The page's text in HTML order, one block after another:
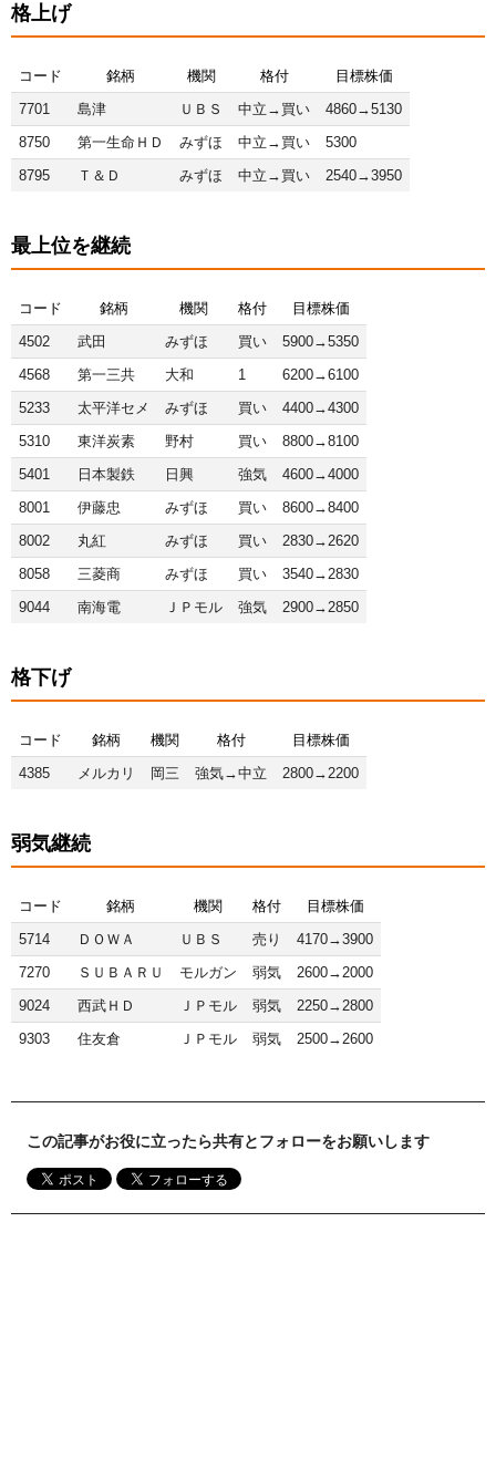
格上げ
コード 銘柄 機関 格付
目標株価
7701
島津 ＵＢＳ 中立→買い
4860→5130
8750
第一生命ＨＤ みずほ 中立→買い
5300
8795
Ｔ＆Ｄ みずほ 中立→買い 2540→3950
最上位を継続
コード 銘柄 機関 格付
目標株価
4502
武田 みずほ 買い
5900→5350
4568
第一三共 大和 1
6200→6100
5233
太平洋セメ みずほ 買い
4400→4300
5310
東洋炭素 野村 買い
8800→8100
5401
日本製鉄 日興 強気
4600→4000
8001
伊藤忠 みずほ 買い
8600→8400
8002
丸紅 みずほ 買い
2830→2620
8058
三菱商 みずほ 買い
3540→2830
9044
南海電 ＪＰモル 強気 2900→2850
格下げ
コード 銘柄 機関 格付
目標株価
4385
メルカリ 岡三 強気→中立 2800→2200
弱気継続
コード 銘柄 機関 格付
目標株価
5714
ＤＯＷＡ ＵＢＳ 売り
4170→3900
7270
ＳＵＢＡＲＵ モルガン 弱気
2600→2000
9024
西武ＨＤ ＪＰモル 弱気
2250→2800
9303
住友倉 ＪＰモル 弱気 2500→2600
この記事がお役に立ったら共有とフォローをお願いします